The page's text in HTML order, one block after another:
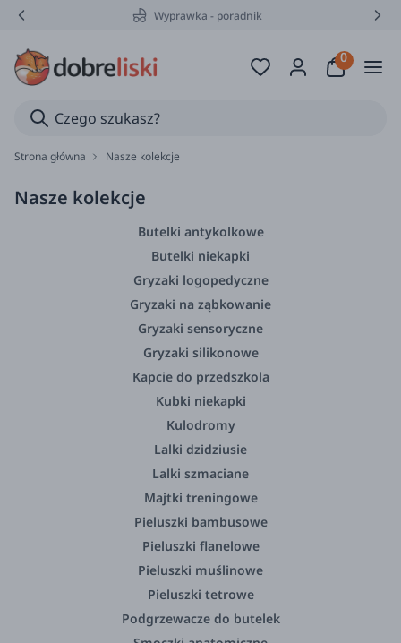
Wyprawka - poradnik
Strona główna Nasze kolekcje
Nasze kolekcje
Butelki antykolkowe
Butelki niekapki
Gryzaki logopedyczne
Gryzaki na ząbkowanie
Gryzaki sensoryczne
Gryzaki silikonowe
Kapcie do przedszkola
Kubki niekapki
Kulodromy
Lalki dzidziusie
Lalki szmaciane
Majtki treningowe
Pieluszki bambusowe
Pieluszki flanelowe
Pieluszki muślinowe
Pieluszki tetrowe
Podgrzewacze do butelek